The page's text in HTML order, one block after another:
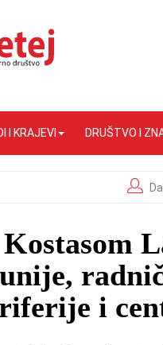
I KRAJEVI DRUŠTVO I
i